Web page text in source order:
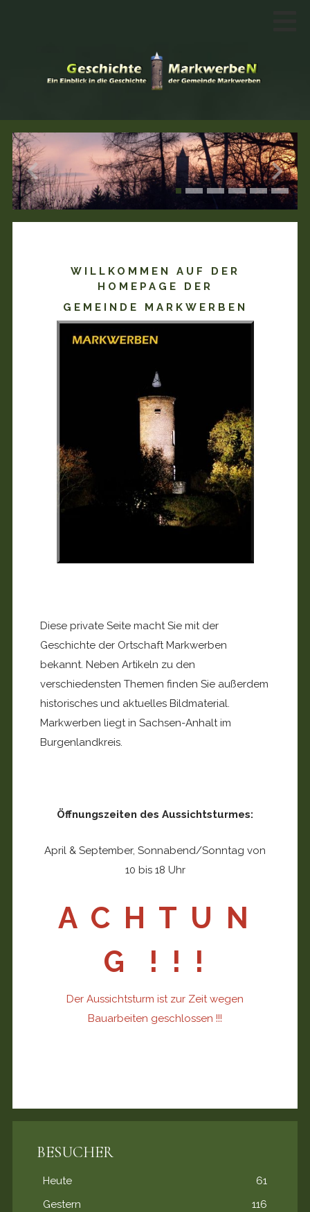
WILLKOMMEN AUF DER
HOMEPAGE DER
GEMEINDE MARKWERBEN
Diese private Seite macht Sie mit der
Geschichte der Ortschaft Markwerben
bekannt. Neben Artikeln zu den
verschiedensten Themen finden Sie außerdem
historisches und aktuelles Bildmaterial.
Markwerben liegt in Sachsen-Anhalt im
Burgenlandkreis.
Öffnungszeiten des Aussichtsturmes:
April & September, Sonnabend/Sonntag von
10 bis 18 Uhr
A C H T U N
G ! ! !
Der Aussichtsturm ist zur Zeit wegen
Bauarbeiten geschlossen !!!
BESUCHER
Heute
61
Gestern
116